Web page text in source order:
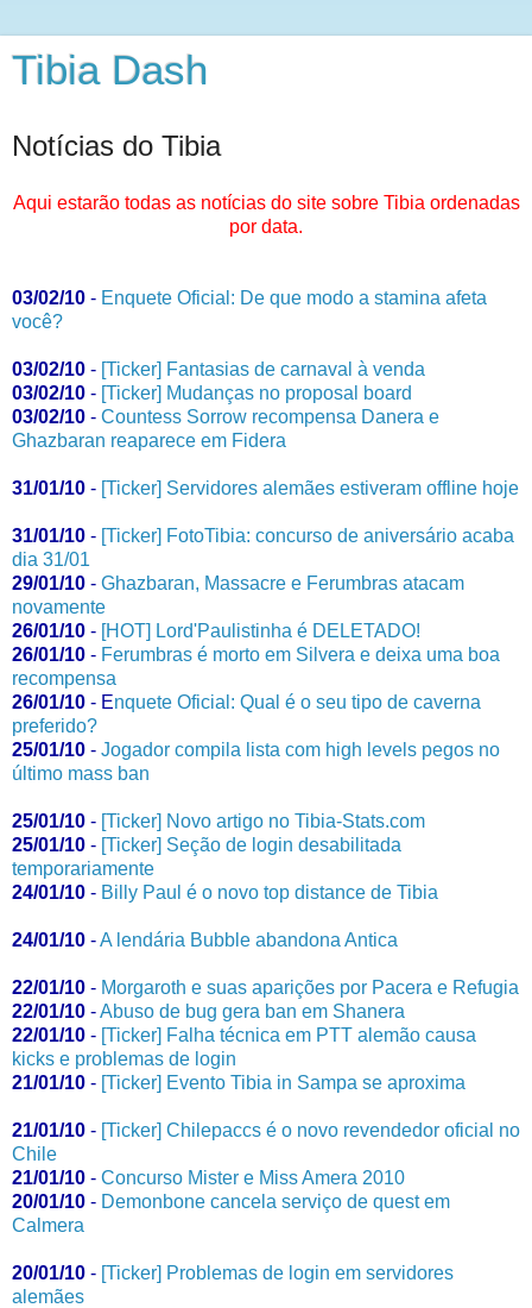
Tibia Dash
Notícias do Tibia
Aqui estarão todas as notícias do site sobre Tibia ordenadas
por data.
03/02/10 - Enquete Oficial: De que modo a stamina afeta
você?
03/02/10 - [Ticker] Fantasias de carnaval à venda
03/02/10 - [Ticker] Mudanças no proposal board
03/02/10 - Countess Sorrow recompensa Danera e
Ghazbaran reaparece em Fidera
31/01/10 - [Ticker] Servidores alemães estiveram offline hoje
31/01/10 - [Ticker] FotoTibia: concurso de aniversário acaba
dia 31/01
29/01/10 - Ghazbaran, Massacre e Ferumbras atacam
novamente
26/01/10 - [HOT] Lord'Paulistinha é DELETADO!
26/01/10 - Ferumbras é morto em Silvera e deixa uma boa
recompensa
26/01/10 - Enquete Oficial: Qual é o seu tipo de caverna
preferido?
25/01/10 - Jogador compila lista com high levels pegos no
último mass ban
25/01/10 - [Ticker] Novo artigo no Tibia-Stats.com
25/01/10 - [Ticker] Seção de login desabilitada
temporariamente
24/01/10 - Billy Paul é o novo top distance de Tibia
24/01/10 -A lendária Bubble abandona Antica
22/01/10 - Morgaroth e suas aparições por Pacera e Refugia
22/01/10 -Abuso de bug gera ban em Shanera
22/01/10 - [Ticker] Falha técnica em PTT alemão causa
kicks e problemas de login
21/01/10 - [Ticker] Evento Tibia in Sampa se aproxima
21/01/10 - [Ticker] Chilepaccs é o novo revendedor oficial no
Chile
21/01/10 - Concurso Mister e Miss Amera 2010
20/01/10 - Demonbone cancela serviço de quest em
Calmera
20/01/10 - [Ticker] Problemas de login em servidores
alemães